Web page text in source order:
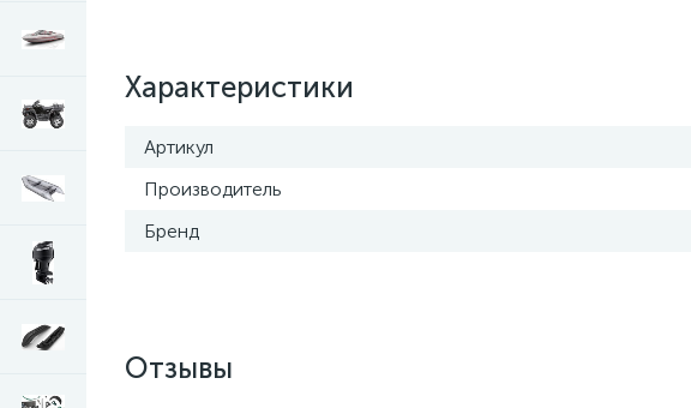
Характеристики
Артикул
Производитель
Бренд
Отзывы